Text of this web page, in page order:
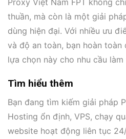
Proxy Việt Nam FPT không
thuần, mà còn là một giải
dùng hiện đại. Với nhiều ưu
và độ an toàn, bạn hoàn
lựa chọn này cho nhu cầu
Tìm hiểu thêm
Bạn đang tìm kiếm giải pháp
Hosting ổn định, VPS, chạy
website hoạt động liên tục